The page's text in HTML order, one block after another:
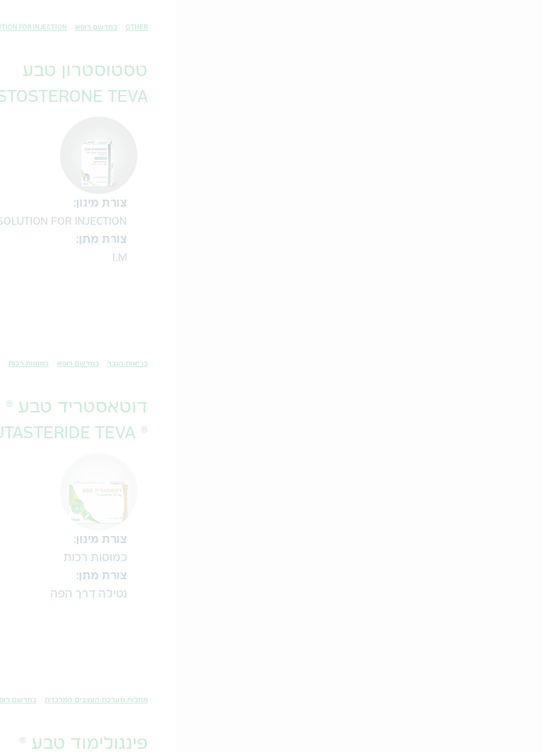
OTHER במרשם רופא FOR INJECTION
טסטוסטרון טבע
TEVA
צורת מינון:
FOR INJECTION
צורת מתן:
I.M
בריאות הגבר במרשם רופא כמוסות רכות
דוטאסטריד טבע ®
® DUTASTERIDE TEVA
צורת מינון:
כמוסות רכות
צורת מתן:
נטילה דרך הפה
מחלות מערכת העצבים המרכזית במרשם
פינגולימוד טבע ®